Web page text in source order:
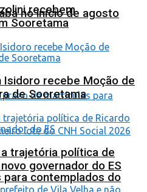
no início de agosto
contemplados do
recebem
Sooretama
Isidoro recebe Moção de
de Sooretama
trajetória política de
governador do ES